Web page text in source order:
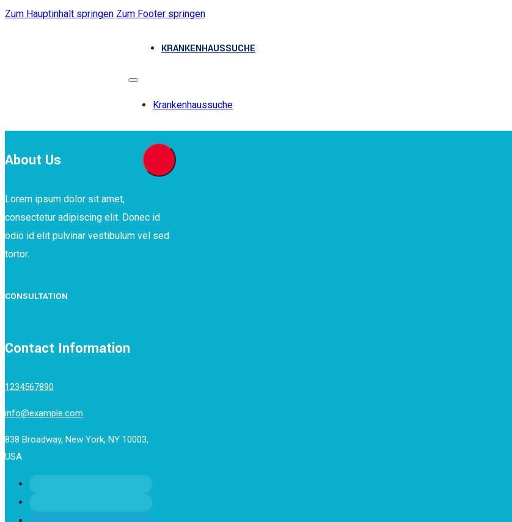
Zum Hauptinhalt springen Zum Footer springen
KRANKENHAUSSUCHE
Krankenhaussuche
About Us
Lorem ipsum dolor sit amet,
consectetur adipiscing elit. Donec id
odio id elit pulvinar vestibulum vel sed
tortor.
CONSULTATION
Contact Information
1234567890
info@example.com
838 Broadway, New York, NY 10003,
USA